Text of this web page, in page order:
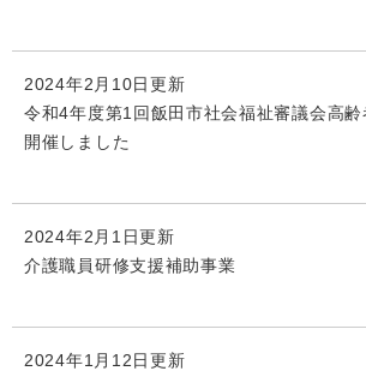
2024年2月10日更新
令和4年度第1回飯田市社会福祉審議会高
開催しました
2024年2月1日更新
介護職員研修支援補助事業
2024年1月12日更新